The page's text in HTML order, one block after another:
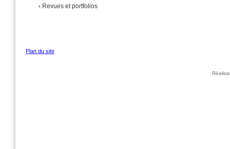
‹ Revues et portfolios
Plan du site